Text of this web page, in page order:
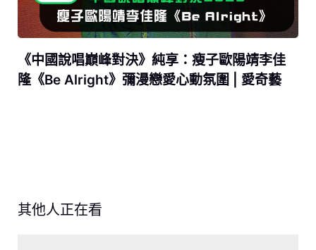
《中國說唱巔峰對決》純享：瘦子歐陽靖李佳
隆《Be Alright》彌漫戀愛心動氛圍 | 愛奇藝
其他人正在看